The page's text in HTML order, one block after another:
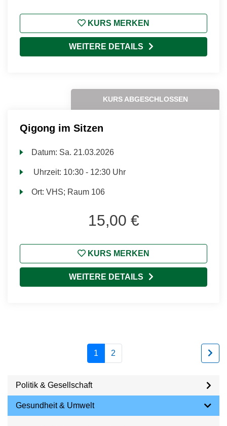
KURS MERKEN
WEITERE DETAILS
KURS ABGESCHLOSSEN
Qigong im Sitzen
Datum: Sa. 21.03.2026
Uhrzeit: 10:30 - 12:30 Uhr
Ort:VHS; Raum 106
15,00 €
KURS MERKEN
WEITERE DETAILS
1 2
Politik & Gesellschaft
Gesundheit & Umwelt